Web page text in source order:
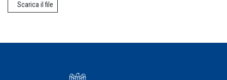
Scarica il file